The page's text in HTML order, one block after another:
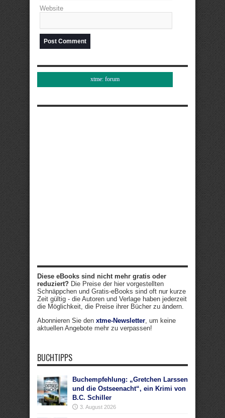
Website
xtme: forum
Diese eBooks sind nicht mehr gratis oder
reduziert? Die Preise der hier vorgestellten
Schnäppchen und Gratis-eBooks sind oft nur kurze
Zeit gültig - die Autoren und Verlage haben jederzeit
die Möglichkeit, die Preise ihrer Bücher zu ändern.
Abonnieren Sie den xtme-Newsletter, um keine
aktuellen Angebote mehr zu verpassen!
BUCHTIPPS
Buchempfehlung: „Gretchen Larssen
und die Ostseenacht“, ein Krimi von
B.C. Schiller
3. August 2026